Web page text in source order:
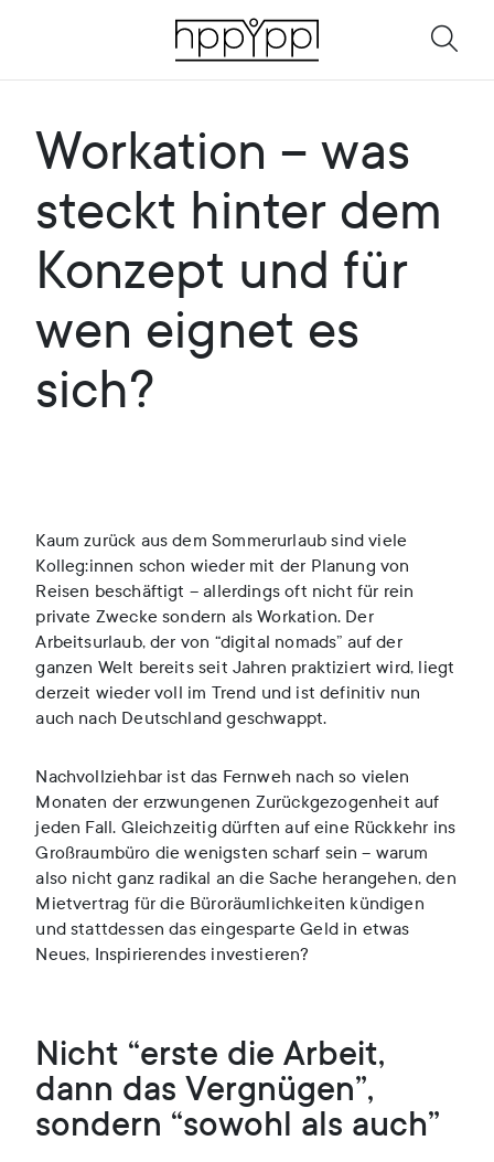
Workation – was
steckt hinter dem
Konzept und für
wen eignet es
sich?
Kaum zurück aus dem Sommerurlaub sind viele
Kolleg:innen schon wieder mit der Planung von
Reisen beschäftigt – allerdings oft nicht für rein
private Zwecke sondern als Workation. Der
Arbeitsurlaub, der von “digital nomads” auf der
ganzen Welt bereits seit Jahren praktiziert wird, liegt
derzeit wieder voll im Trend und ist definitiv nun
auch nach Deutschland geschwappt.
Nachvollziehbar ist das Fernweh nach so vielen
Monaten der erzwungenen Zurückgezogenheit auf
jeden Fall. Gleichzeitig dürften auf eine Rückkehr ins
Großraumbüro die wenigsten scharf sein – warum
also nicht ganz radikal an die Sache herangehen, den
Mietvertrag für die Büroräumlichkeiten kündigen
und stattdessen das eingesparte Geld in etwas
Neues, Inspirierendes investieren?
Nicht “erste die Arbeit,
dann das Vergnügen”,
sondern “sowohl als auch”